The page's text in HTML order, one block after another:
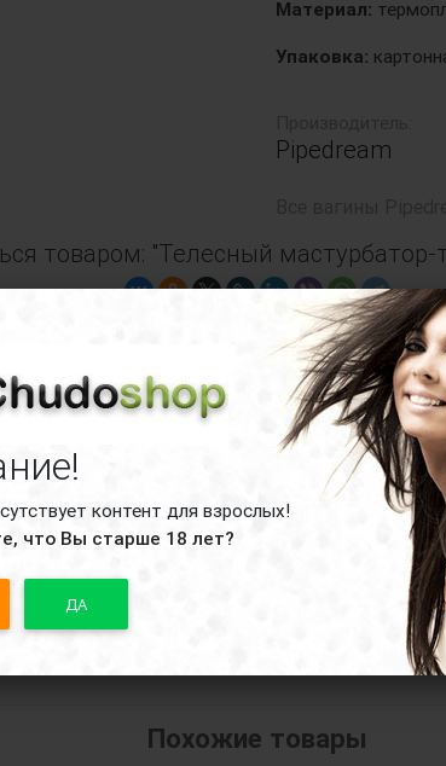
контент для взрослых!
что Вы старше 18 лет?
ДА
Материал:
Упаковка:
Pipedream
товаром: "Телесный мастурбатор-
о Телесный мастурбатор-торс
Похожие товары